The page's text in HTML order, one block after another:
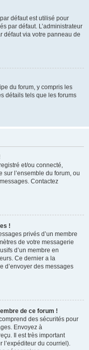
défaut est utilisé pour
par défaut. L’administrateur
défaut via votre panneau de
du forum, y compris les
détails tels que les forums
et/ou connecté,
sur l’ensemble du forum, ou
Contactez
!
privés d’un membre
de votre messagerie
d’un membre en
Ce dernier a la
d’envoyer des messages
de ce forum !
des sécurités pour
Envoyez à
Il est très important
l’expéditeur du courriel).